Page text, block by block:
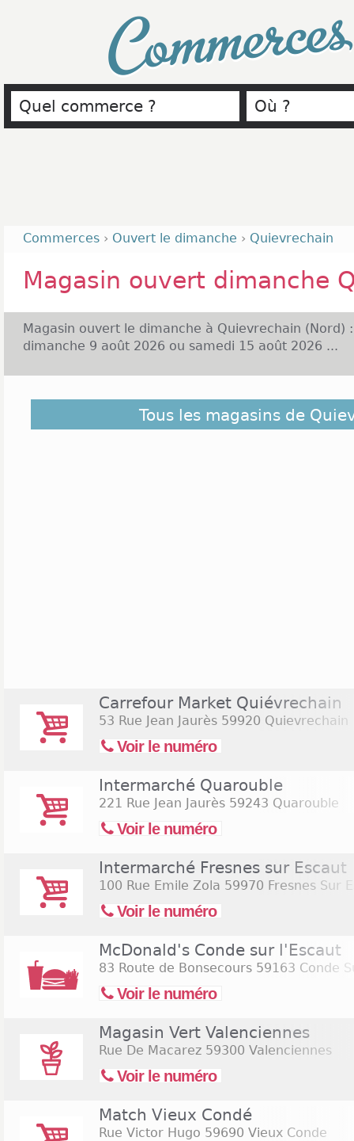
Commerces › Ouvert le dimanche › Quievrechain
Magasin ouvert dimanche
Magasin ouvert le dimanche à Quievrechain (Nord)
dimanche 9 août 2026 ou samedi 15 août 2026 ...
Découvrez dans la liste ci-dessous les
Quievrechain et ceux situés à proximité. Ils sont
Tous les magasins de
Carrefour Market Quiévrechain
53 Rue Jean Jaurès 59920 Quievrechain
Voir le numéro
Intermarché Quarouble
221 Rue Jean Jaurès 59243 Quarouble
Voir le numéro
Intermarché Fresnes sur Escaut
100 Rue Emile Zola 59970 Fresnes Sur
Voir le numéro
McDonald's Conde sur l'Escaut
83 Route de Bonsecours 59163 Conde
Voir le numéro
Magasin Vert Valenciennes
Rue De Macarez 59300 Valenciennes
Voir le numéro
Match Vieux Condé
Rue Victor Hugo 59690 Vieux Conde